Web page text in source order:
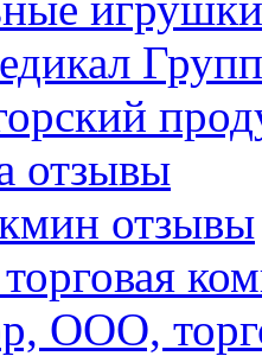
Групп
отзывы
отзывы
ООО,